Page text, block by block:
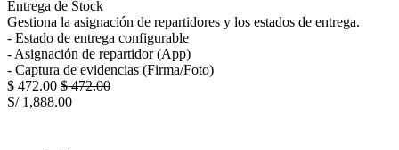
Entrega de Stock
Gestiona la asignación de repartidores y los estados de entrega.
- Estado de entrega configurable
- Asignación de repartidor (App)
- Captura de evidencias (Firma/Foto)
$ 472.00 $472.00
S/ 1,888.00